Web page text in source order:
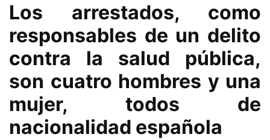
Los arrestados, como
responsables de un delito
contra la salud pública,
son cuatro hombres y una
mujer, todos de
nacionalidad española